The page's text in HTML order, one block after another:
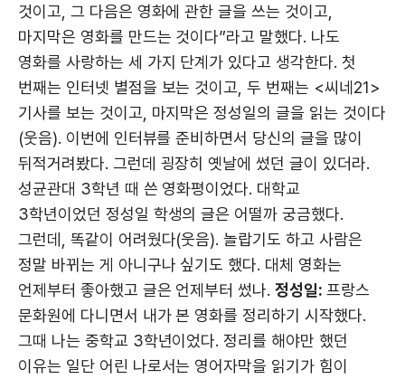
것이고, 그 다음은 영화에 관한 글을 쓰는 것이고,
마지막은 영화를 만드는 것이다”라고 말했다. 나도
영화를 사랑하는 세 가지 단계가 있다고 생각한다. 첫
번째는 인터넷 별점을 보는 것이고, 두 번째는 <씨네21>
기사를 보는 것이고, 마지막은 정성일의 글을 읽는 것이다
(웃음). 이번에 인터뷰를 준비하면서 당신의 글을 많이
뒤적거려봤다. 그런데 굉장히 옛날에 썼던 글이 있더라.
성균관대 3학년 때 쓴 영화평이었다. 대학교
3학년이었던 정성일 학생의 글은 어떨까 궁금했다.
그런데, 똑같이 어려웠다(웃음). 놀랍기도 하고 사람은
정말 바뀌는 게 아니구나 싶기도 했다. 대체 영화는
언제부터 좋아했고 글은 언제부터 썼나.정성일: 프랑스
문화원에 다니면서 내가 본 영화를 정리하기 시작했다.
그때 나는 중학교 3학년이었다. 정리를 해야만 했던
이유는 일단 어린 나로서는 영어자막을 읽기가 힘이